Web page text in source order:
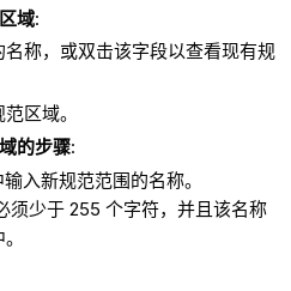
域:
称，或双击该字段以查看现有规
区域。
的步骤:
入新规范范围的名称。
须少于 255 个字符，并且该名称